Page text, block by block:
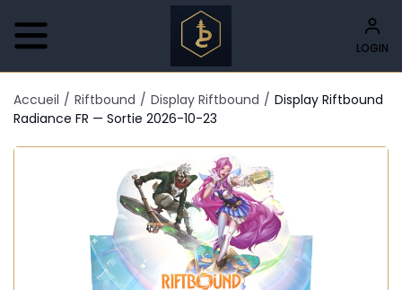
LOGIN
Accueil / Riftbound / Display Riftbound / Display Riftbound
Radiance FR — Sortie 2026-10-23